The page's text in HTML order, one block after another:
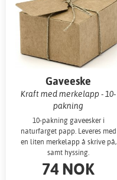
Gaveeske
Kraft med merkelapp - 10-
pakning
10-pakning gaveesker i
naturfarget papp. Leveres med
en liten merkelapp å skrive på,
samt hyssing.
74 NOK